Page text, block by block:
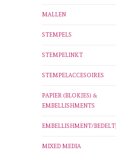
MALLEN
STEMPELS
STEMPELINKT
STEMPELACCESOIRES
PAPIER (BLOKJES) &
EMBELLISHMENTS
EMBELLISHMENT/
MIXED MEDIA